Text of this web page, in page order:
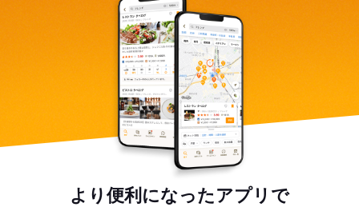
より便利になったアプリで